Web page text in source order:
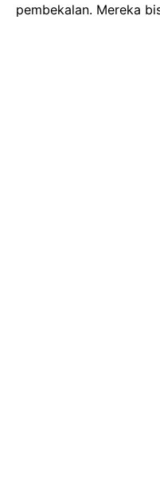
pembekalan. Mereka